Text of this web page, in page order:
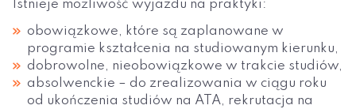
Istnieje możliwość wyjazdu na praktyki:
obowiązkowe, które są zaplanowane w
programie kształcenia na studiowanym kierunku,
dobrowolne, nieobowiązkowe w trakcie studiów,
absolwenckie – do zrealizowania w ciągu roku
od ukończenia studiów na ATA, rekrutacja na